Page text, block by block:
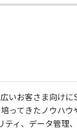
いお客さま向け
ってきたノウハ
ィ、データ管理